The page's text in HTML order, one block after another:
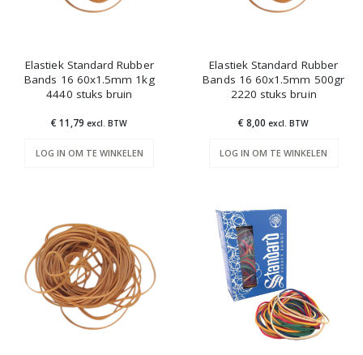
Elastiek Standard Rubber
Bands 16 60x1.5mm 1kg
4440 stuks bruin
€ 11,79excl. BTW
LOG IN OM TE WINKELEN
Elastiek Standard Rubber
Bands 16 60x1.5mm 500gr
2220 stuks bruin
€ 8,00excl. BTW
LOG IN OM TE WINKELEN